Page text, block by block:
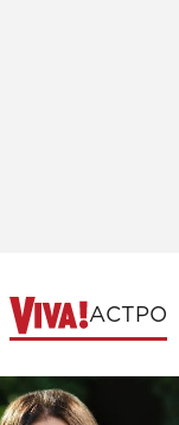
АСТРО